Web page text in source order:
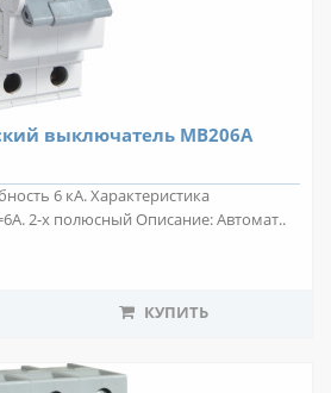
выключатель MB206A
6 кА. Характеристика
2-х полюсный Описание: Автомат..
КУПИТЬ